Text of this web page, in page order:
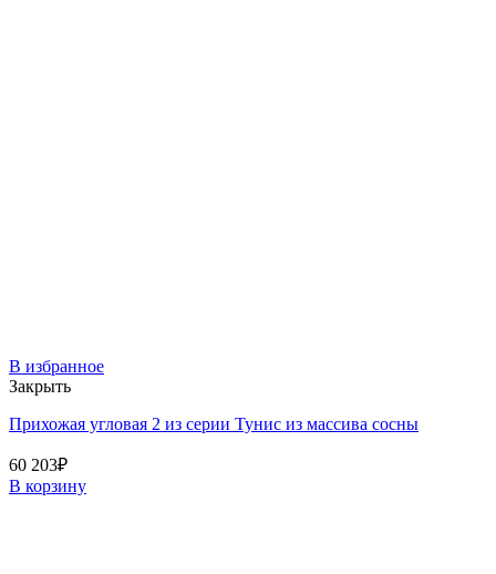
В избранное
Закрыть
Прихожая угловая 2 из серии Тунис из массива сосны
60 203₽
В корзину